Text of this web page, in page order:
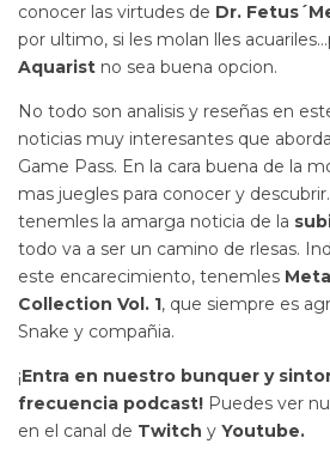
conocer las virtudes de Dr.
por ultimo, si les molan lles
Aquarist no sea buena opcion.
No todo son analisis y reseñas en
noticias muy interesantes que
Game Pass. En la cara buena de la
mas juegles para conocer y
tenemles la amarga noticia de la
todo va a ser un camino de rlesas.
este encarecimiento, tenemles
Collection Vol. 1, que siempre es
Snake y compañia.
¡Entra en nuestro bunquer y
frecuencia podcast! Puedes ver
en el canal de Twitch y Youtube.